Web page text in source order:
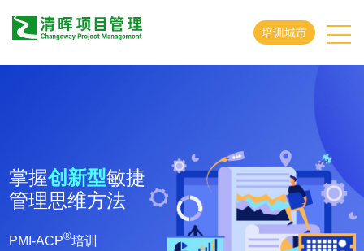
培训城市
掌握创新型敏捷
管理思维方法
PMI-ACP®培训